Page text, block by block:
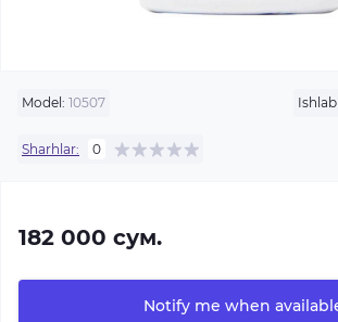
Model: 10507
Sharhlar: 0
182 000 сум.
Notify me when